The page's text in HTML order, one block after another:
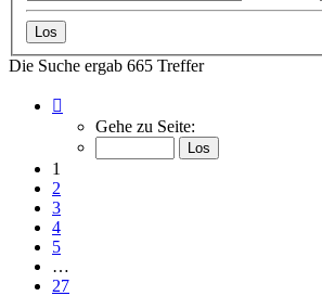
Die Suche ergab 665 Treffer
von
Gehe zu Seite:
1
2
3
4
5
…
27